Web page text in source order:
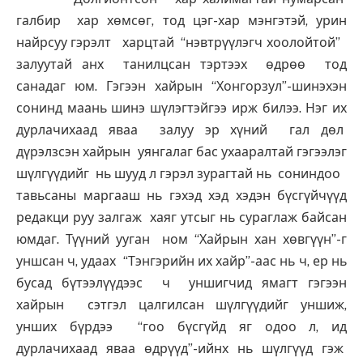
галбир хар хөмсөг, тод цэг-хар мэнгэтэй, урин
найрсуу гэрэлт харцтай “нэвтрүүлэгч хоолойтой”
залуутай анх танилцсан тэртээх өдрөө тод
санадаг юм. Гэгээн хайрын “Хонгорзул”-шинэхэн
сонинд маань шинэ шүлэгтэйгээ ирж билээ. Нэг их
дурлачихаад яваа залуу эр хүний гал дөл
дүрэлзсэн хайрын уянгалаг бас ухааралтай гэгээлэг
шүлгүүдийг нь шууд л гэрэл зурагтай нь сониндоо
тавьсаны маргааш нь гэхэд хэд хэдэн бүсгүйчүүд
редакци руу залгаж хаяг утсыг нь сураглаж байсан
юмдаг. Түүний ууган ном “Хайрын хан хөвгүүн”-г
уншсан ч, удаах “Тэнгэрийн их хайр”-аас нь ч, ер нь
бусад бүтээлүүдээс ч уншигчид ямагт гэгээн
хайрын сэтгэл цалгилсан шүлгүүдийг уншиж,
унших бүрдээ “гоо бүсгүйд яг одоо л, ид
дурлачихаад яваа өдрүүд”-ийнх нь шүлгүүд гэж